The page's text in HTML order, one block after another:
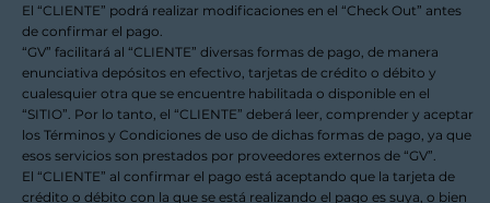
El “CLIENTE” podrá realizar modificaciones en el “Check Out” antes
de confirmar el pago.
“GV” facilitará al “CLIENTE” diversas formas de pago, de manera
enunciativa depósitos en efectivo, tarjetas de crédito o débito y
cualesquier otra que se encuentre habilitada o disponible en el
“SITIO”. Por lo tanto, el “CLIENTE” deberá leer, comprender y aceptar
los Términos y Condiciones de uso de dichas formas de pago, ya que
esos servicios son prestados por proveedores externos de “GV”.
El “CLIENTE” al confirmar el pago está aceptando que la tarjeta de
crédito o débito con la que se está realizando el pago es suya, o bien